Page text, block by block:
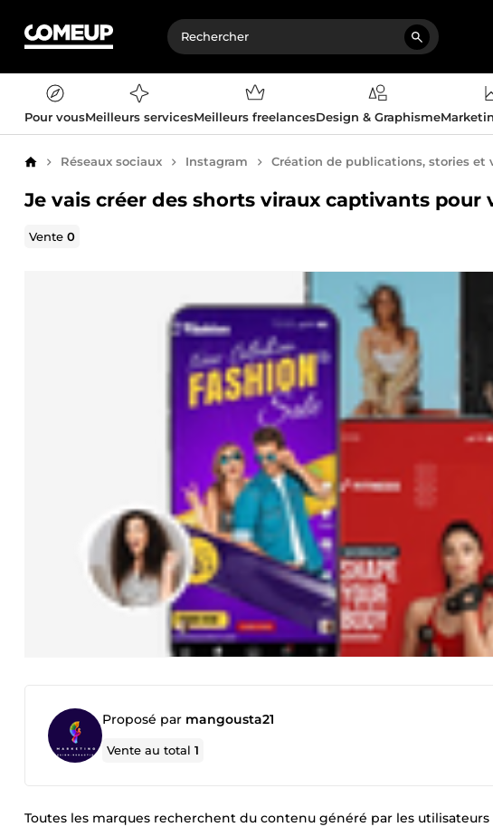
Pour vousMeilleurs servicesMeilleurs freelancesDesign & Graphisme
AccueilRéseaux sociaux Instagram Création de publications, stories et
Je vais créer des shorts viraux captivants pour
Vente0
Proposé par mangousta21
Vente au total1
Toutes les marques recherchent du contenu généré par les